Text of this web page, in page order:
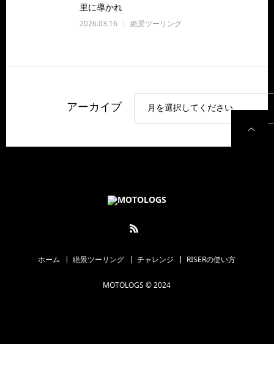
里に導かれ
2026.03.16 絶景ツーリング
アーカイブ
ホーム 絶景ツーリング チャレンジ RISERの使い方
MOTOLOGS © 2024